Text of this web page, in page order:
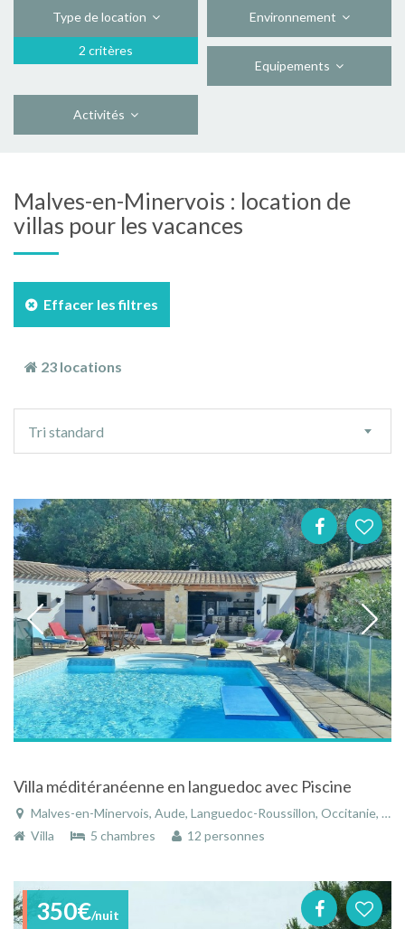
Type de location
2 critères
Environnement
Equipements
Activités
Malves-en-Minervois : location de
villas pour les vacances
Effacer les filtres
23 locations
tri
Tri standard
Villa méditéranéenne en languedoc avec Piscine
Malves-en-Minervois, Aude, Languedoc-Roussillon, Occitanie, France
Villa
5 chambres 12 personnes
350€/nuit